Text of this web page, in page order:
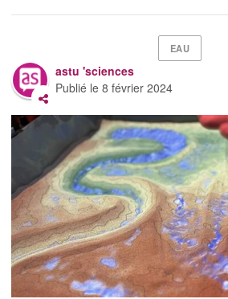
EAU
astu 'sciences
Publié le8 février 2024